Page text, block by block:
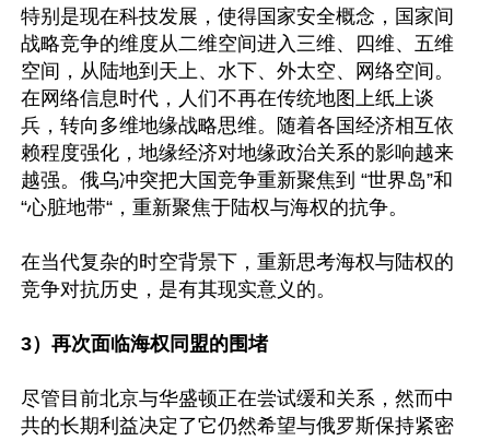
特别是现在科技发展，使得国家安全概念，国家间
战略竞争的维度从二维空间进入三维、四维、五维
空间，从陆地到天上、水下、外太空、网络空间。
在网络信息时代，人们不再在传统地图上纸上谈
兵，转向多维地缘战略思维。随着各国经济相互依
赖程度强化，地缘经济对地缘政治关系的影响越来
越强。俄乌冲突把大国竞争重新聚焦到 “世界岛”和
“心脏地带“，重新聚焦于陆权与海权的抗争。
在当代复杂的时空背景下，重新思考海权与陆权的
竞争对抗历史，是有其现实意义的。
3）再次面临海权同盟的围堵
尽管目前北京与华盛顿正在尝试缓和关系，然而中
共的长期利益决定了它仍然希望与俄罗斯保持紧密